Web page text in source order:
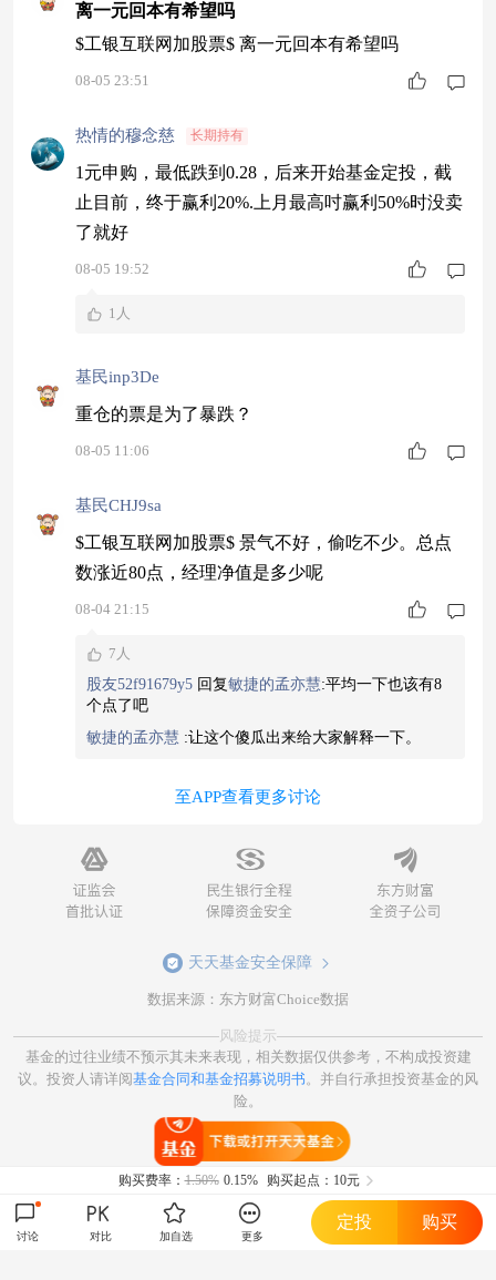
离一元回本有希望吗
$工银互联网加股票$ 离一元回本有希望吗
08-05 23:51
热情的穆念慈 长期持有
1元申购，最低跌到0.28，后来开始基金定投，截
止目前，终于赢利20%.上月最高吋赢利50%时没卖
了就好
08-05 19:52
1人
基民inp3De
重仓的票是为了暴跌？
08-05 11:06
基民CHJ9sa
$工银互联网加股票$ 景气不好，偷吃不少。总点
数涨近80点，经理净值是多少呢
08-04 21:15
7人
股友52f91679y5 回复敏捷的孟亦慧:平均一下也该有8
个点了吧
敏捷的孟亦慧 :让这个傻瓜出来给大家解释一下。
至APP查看更多讨论
天天基金安全保障
数据来源：东方财富Choice数据
风险提示
基金的过往业绩不预示其未来表现，相关数据仅供参考，不构成投资建
议。投资人请详阅基金合同和基金招募说明书。并自行承担投资基金的风
险。
购买费率：1.50% 0.15% 购买起点：10元
讨论 对比 加自选 更多
定投 购买
打开天天基金